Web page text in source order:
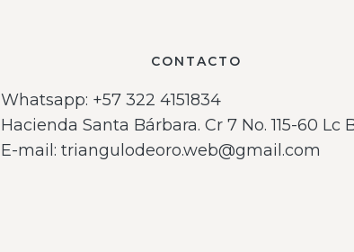
CONTACTO
Whatsapp: ‪+57 322 4151834‬
Hacienda Santa Bárbara. Cr 7 No. 115-60 Lc
E-mail: triangulodeoro.web@gmail.com